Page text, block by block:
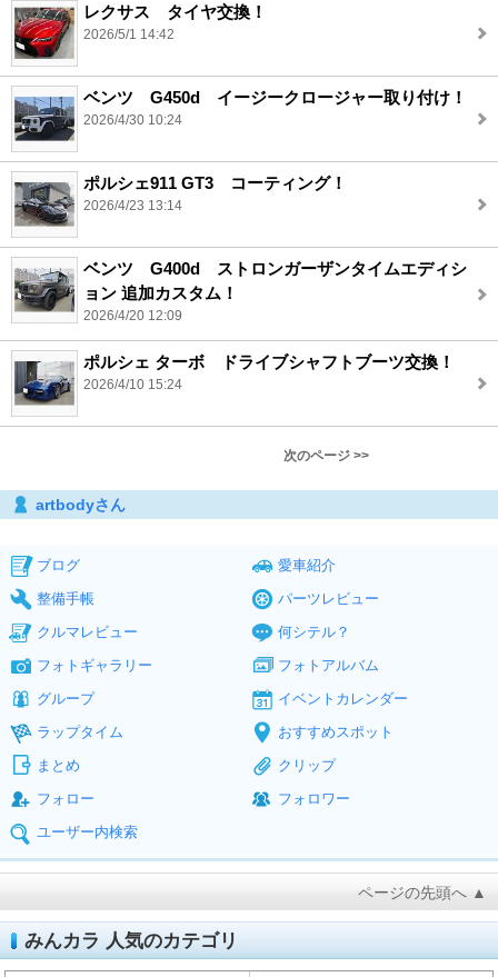
レクサス タイヤ交換！
2026/5/1 14:42
ベンツ G450d イージークロージャー取り付け！
2026/4/30 10:24
ポルシェ911 GT3 コーティング！
2026/4/23 13:14
ベンツ G400d ストロンガーザンタイムエディシ
ョン 追加カスタム！
2026/4/20 12:09
ポルシェ ターボ ドライブシャフトブーツ交換！
2026/4/10 15:24
次のページ >>
artbodyさん
ブログ
愛車紹介
整備手帳
パーツレビュー
クルマレビュー
何シテル？
フォトギャラリー
フォトアルバム
グループ
イベントカレンダー
ラップタイム
おすすめスポット
まとめ
クリップ
フォロー
フォロワー
ユーザー内検索
ページの先頭へ ▲
みんカラ 人気のカテゴリ